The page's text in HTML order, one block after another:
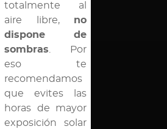
totalmente al
aire libre, no
dispone de
sombras. Por
eso te
recomendamos
que evites las
horas de mayor
exposición solar